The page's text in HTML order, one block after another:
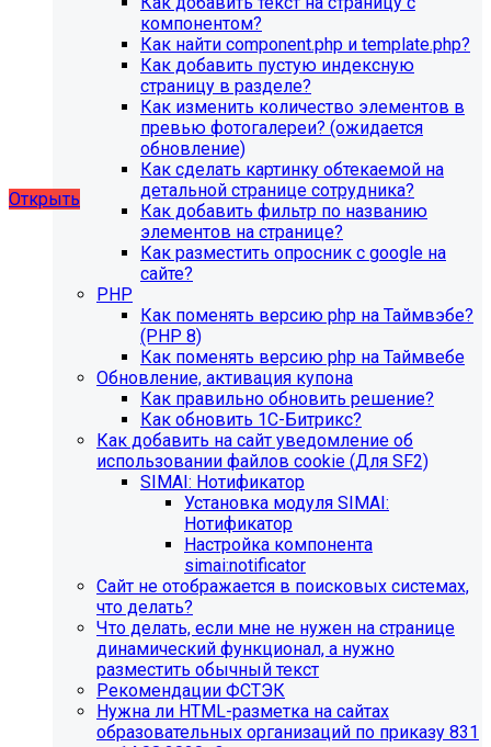
благотворительного фонда, SIMAI: Сайт детского сада,
SIMAI: Сайт компании, SIMAI: Сайт конференции, SIMAI:
Сайт медицинской организации, SIMAI: Сайт
музыкальной школы, SIMAI: Сайт РЖД медицина, SIMAI:
Сайт санатория, SIMAI: Сайт сельского поселения, SIMAI:
Сайт совета муниципальных образований, SIMAI: Сайт
спортивной школы, SIMAI: Сайт управления делами,
SIMAI: Сайт учебного центра, SIMAI: Сайт
художественной школы, SIMAI: Сайт школы
Открыть
компонентом?
Как найти component.php и template.php?
Как добавить пустую индексную
страницу в разделе?
Как изменить количество элементов в
превью фотогалереи? (ожидается
обновление)
Как сделать картинку обтекаемой на
детальной странице сотрудника?
Как добавить фильтр по названию
элементов на странице?
Как разместить опросник с google на
сайте?
PHP
Как поменять версию php на Таймвэбе?
(PHP 8)
Как поменять версию php на Таймвебе
Обновление, активация купона
Как правильно обновить решение?
Как обновить 1С-Битрикс?
Как добавить на сайт уведомление об
использовании файлов cookie (Для SF2)
SIMAI: Нотификатор
Установка модуля SIMAI:
Нотификатор
Настройка компонента
simai:notificator
Сайт не отображается в поисковых системах,
что делать?
Что делать, если мне не нужен на странице
динамический функционал, а нужно
разместить обычный текст
Рекомендации ФСТЭК
Нужна ли HTML-разметка на сайтах
образовательных организаций по приказу 831